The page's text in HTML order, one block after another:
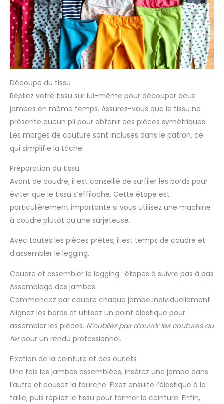
Découpe du tissu
Repliez votre tissu sur lui-même pour découper deux
jambes en même temps. Assurez-vous que le tissu ne
présente aucun pli pour obtenir des pièces symétriques.
Les marges de couture sont incluses dans le patron, ce
qui simplifie la tâche.
Préparation du tissu
Avant de coudre, il est conseillé de surfiler les bords pour
éviter que le tissu s’effiloche. Cette étape est
particulièrement importante si vous utilisez une machine
à coudre plutôt qu’une surjeteuse.
Avec toutes les pièces prêtes, il est temps de coudre et
d’assembler le legging.
Coudre et assembler le legging : étapes à suivre pas à pas
Assemblage des jambes
Commencez par coudre chaque jambe individuellement.
Alignez les bords et utilisez un point élastique pour
assembler les pièces. N’oubliez pas d’ouvrir les coutures au
ferpour un rendu professionnel.
Fixation de la ceinture et des ourlets
Une fois les jambes assemblées, insérez une jambe dans
l’autre et cousez la fourche. Fixez ensuite l’élastique à la
taille, puis repliez le tissu pour former la ceinture. Enfin,